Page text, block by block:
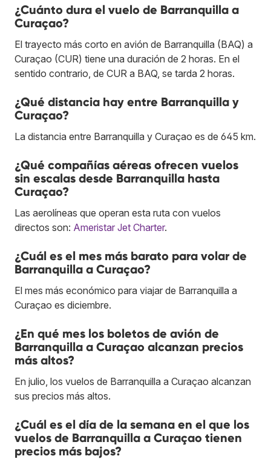
¿Cuánto dura el vuelo de Barranquilla a
Curaçao?
El trayecto más corto en avión de Barranquilla (BAQ) a
Curaçao (CUR) tiene una duración de 2 horas. En el
sentido contrario, de CUR a BAQ, se tarda 2 horas.
¿Qué distancia hay entre Barranquilla y
Curaçao?
La distancia entre Barranquilla y Curaçao es de 645 km.
¿Qué compañías aéreas ofrecen vuelos
sin escalas desde Barranquilla hasta
Curaçao?
Las aerolíneas que operan esta ruta con vuelos
directos son: Ameristar Jet Charter.
¿Cuál es el mes más barato para volar de
Barranquilla a Curaçao?
El mes más económico para viajar de Barranquilla a
Curaçao es diciembre.
¿En qué mes los boletos de avión de
Barranquilla a Curaçao alcanzan precios
más altos?
En julio, los vuelos de Barranquilla a Curaçao alcanzan
sus precios más altos.
¿Cuál es el día de la semana en el que los
vuelos de Barranquilla a Curaçao tienen
precios más bajos?